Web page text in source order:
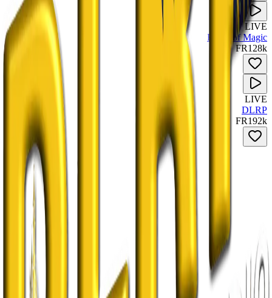
LIVE
Radio of Magic
FR128k
LIVE
DLRP
FR192k